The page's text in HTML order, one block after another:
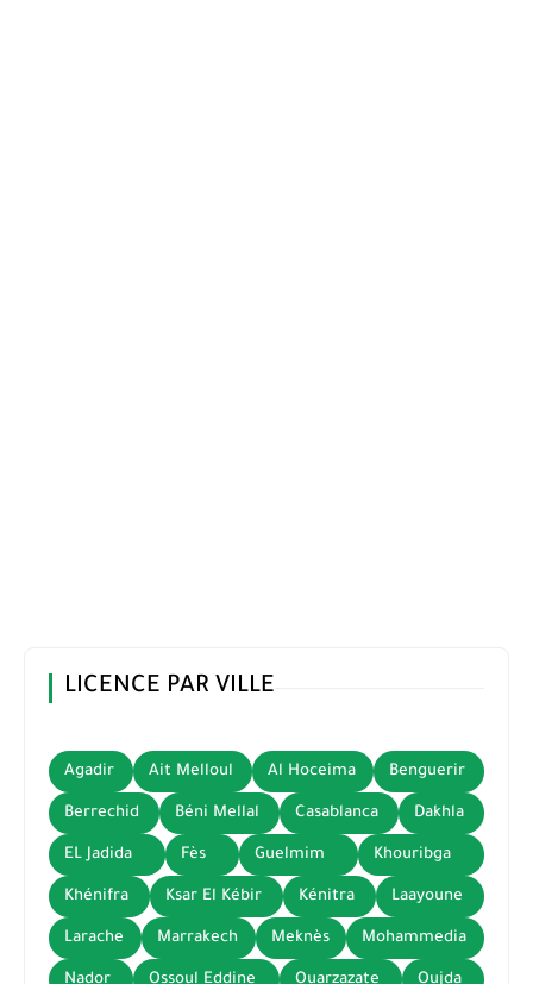
LICENCE PAR VILLE
Agadir Ait Melloul Al Hoceima Benguerir
Berrechid Béni Mellal Casablanca Dakhla
EL Jadida Fès Guelmim Khouribga
Khénifra Ksar El Kébir Kénitra Laayoune
Larache Marrakech Meknès Mohammedia
Nador Ossoul Eddine Ouarzazate Oujda